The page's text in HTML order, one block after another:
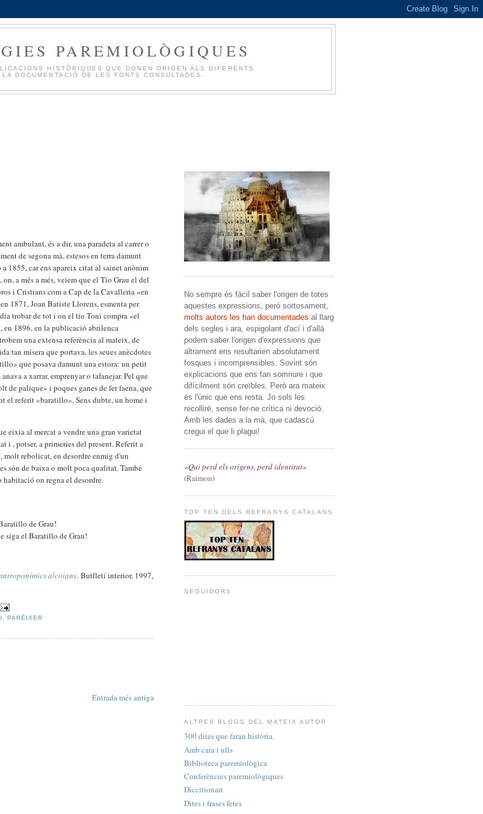
PAREMIOLÒGIQUES
HISTÒRIQUES QUE DONEN ORIGEN ALS DIFERENTS
DOCUMENTACIÓ DE LES FONTS CONSULTADES.
ambulant, és a dir, una paradeta al carrer o
de segona mà, estesos en terra damunt
1855, car ens apareix citat al sainet anònim
a més a més, veiem que el Tio Grau el del
i Cristians com a Cap de la Cavalleria «en
1871, Joan Batiste Llorens, esmenta per
trobar de tot i on el tio Toni compra «el
en 1896, en la publicació abrilenca
una extensa referència al mateix, de
tan mísera que portava, les seues anècdotes
que posava damunt una estora: un petit
a xarrar, emprenyar o tafanejar. Pel que
de palique» i poques ganes de fer faena, que
el referit «baratillo». Sens dubte, un home i
eixia al mercat a vendre una gran varietat
i , potser, a primeries del present. Referit a
molt rebolicat, en desordre enmig d'un
són de baixa o molt poca qualitat. També
habitació on regna el desordre.
de Grau!
siga el Baratillo de Grau!
alcoians. Butlletí interior, 1997,
, PARÈIXER
Entrada més antiga
No sempre és fàcil saber l'origen de totes
aquestes expressions, però sortosament,
molts autors les han documentades al llarg
dels segles i ara, espigolant d'ací i d'allà
podem saber l'origen d'expressions que
altrament ens resultarien absolutament
fosques i incomprensibles. Sovint són
explicacions que ens fan somriure i que
difícilment són creïbles. Però ara mateix
és l'únic que ens resta. Jo sols les
recolliré, sense fer-ne crítica ni devoció.
Amb les dades a la mà, que cadascú
cregui el que li plagui!
«Qui perd els orígens, perd identitat»
(Raimon)
TOP TEN DELS REFRANYS CATALANS
SEGUIDORS
ALTRES BLOGS DEL MATEIX AUTOR
300 dites que faran història
Amb cara i ulls
Biblioteca paremiològica
Conferències paremiològiques
Diccitionari
Dites i frases fetes